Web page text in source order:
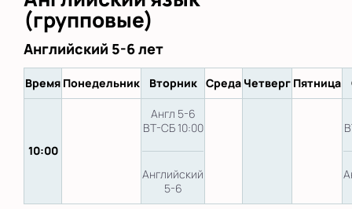
(групповые)
Английский 5-6 лет
Время Понедельник Вторник Среда Четверг Пятница
10:00
Англ 5-6
ВТ-СБ 10:00
Английский
5-6